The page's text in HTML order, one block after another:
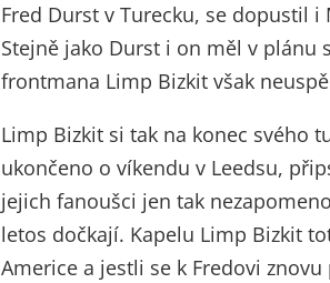
Fred Durst v Turecku, se dopustil
Stejně jako Durst i on měl v
frontmana Limp Bizkit však
Limp Bizkit si tak na konec svého
ukončeno o víkendu v Leedsu,
jejich fanoušci jen tak
letos dočkají. Kapelu Limp Bizkit
Americe a jestli se k Fredovi